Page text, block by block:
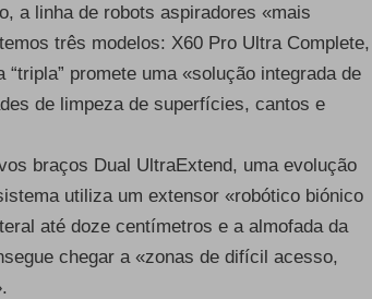
a linha de robots aspiradores «mais
três modelos: X60 Pro Ultra Complete,
promete uma «solução integrada de
de limpeza de superfícies, cantos e
braços Dual UltraExtend, uma evolução
utiliza um extensor «robótico biónico
até doze centímetros e a almofada da
chegar a «zonas de difícil acesso,